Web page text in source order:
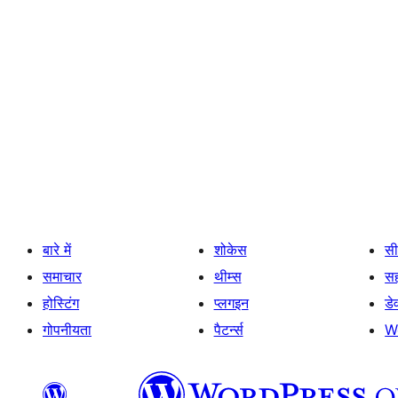
बारे में
समाचार
होस्टिंग
गोपनीयता
शोकेस
थीम्स
प्लगइन
पैटर्न्स